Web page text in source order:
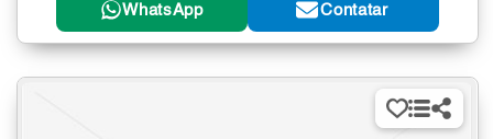
WhatsApp Contatar